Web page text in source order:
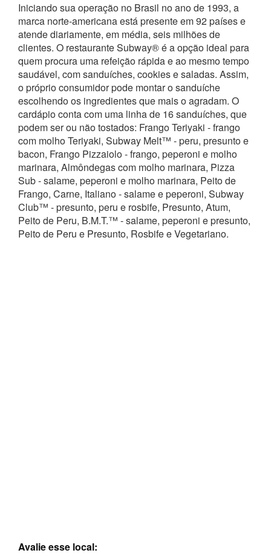
Iniciando sua operação no Brasil no ano de 1993, a
marca norte-americana está presente em 92 países e
atende diariamente, em média, seis milhões de
clientes. O restaurante Subway® é a opção ideal para
quem procura uma refeição rápida e ao mesmo tempo
saudável, com sanduíches, cookies e saladas. Assim,
o próprio consumidor pode montar o sanduíche
escolhendo os ingredientes que mais o agradam. O
cardápio conta com uma linha de 16 sanduíches, que
podem ser ou não tostados: Frango Teriyaki - frango
com molho Teriyaki, Subway Melt™ - peru, presunto e
bacon, Frango Pizzaiolo - frango, peperoni e molho
marinara, Almôndegas com molho marinara, Pizza
Sub - salame, peperoni e molho marinara, Peito de
Frango, Carne, Italiano - salame e peperoni, Subway
Club™ - presunto, peru e rosbife, Presunto, Atum,
Peito de Peru, B.M.T.™ - salame, peperoni e presunto,
Peito de Peru e Presunto, Rosbife e Vegetariano.
Avalie esse local: